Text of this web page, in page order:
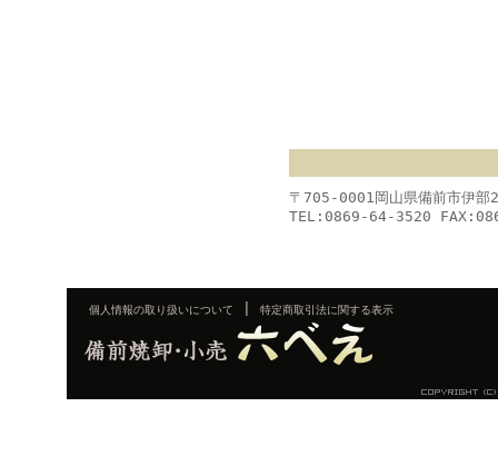
〒705-0001岡山県備前市伊
TEL:0869-64-3520
個人情報の取り扱いについて 特定商取引法に関する表示